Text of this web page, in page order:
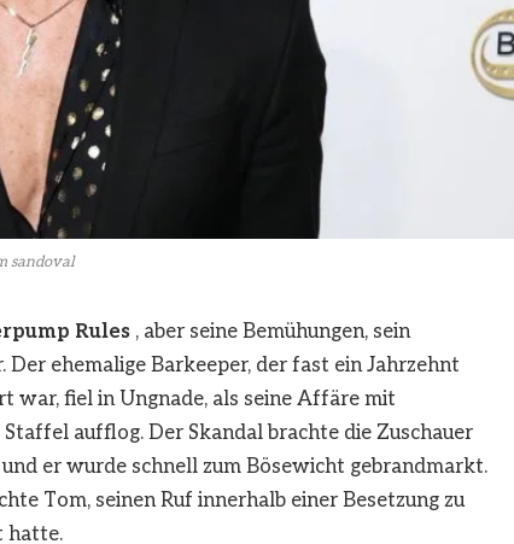
sandoval
Rules, aber seine Bemühungen, sein
ehemalige Barkeeper, der fast ein Jahrzehnt
war, fiel in Ungnade, als seine Affäre mit
aufflog. Der Skandal brachte die Zuschauer
er wurde schnell zum Bösewicht gebrandmarkt.
Tom, seinen Ruf innerhalb einer Besetzung zu
hatte.